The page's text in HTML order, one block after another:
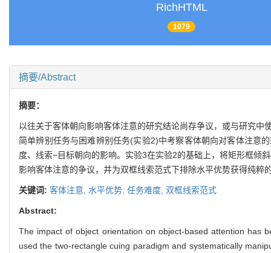
RichHTML
1079
摘要/Abstract
摘要：
以往关于客体朝向影响客体注意的研究结论尚存争议，或与研究
简单辨别任务与困难辨别任务(实验2)中考察客体朝向对客体注意
度、线索−目标朝向的影响。实验3在实验2的基础上，将矩形框倾
影响客体注意的争议，并为双框线索范式下排除水平优势获得纯粹
关键词: 客体注意, 水平优势, 任务难度, 双框线索范式
Abstract:
The impact of object orientation on object-based attention has
used the two-rectangle cuing paradigm and systematically